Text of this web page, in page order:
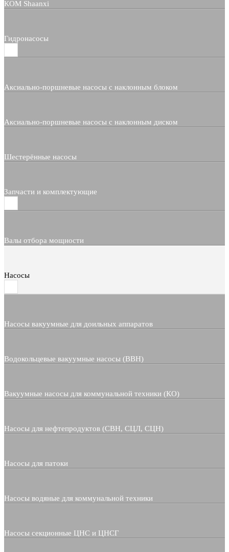
КОМ Shaanxi
Гидронасосы
Аксиально-поршневые насосы с наклонным блоком
Аксиально-поршневые насосы с наклонным диском
Шестерённые насосы
Запчасти и комплектующие
Валы отбора мощности
Насосы
Насосы вакуумные для доильных аппаратов
Водокольцевые вакуумные насосы (ВВН)
Вакуумные насосы для коммунальной техники (КО)
Насосы для нефтепродуктов (СВН, СЦЛ, СЦН)
Насосы для патоки
Насосы водяные для коммунальной техники
Насосы секционные ЦНС и ЦНСГ